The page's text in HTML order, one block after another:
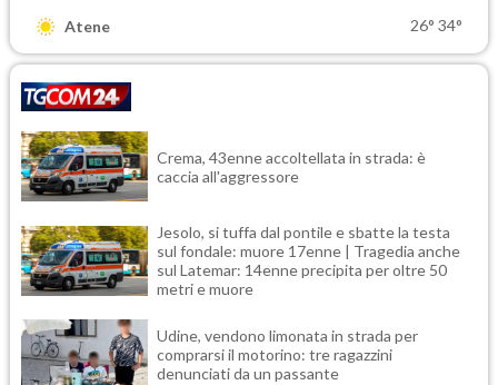
Atene 26° 34°
Crema, 43enne accoltellata in strada: è
caccia all'aggressore
Jesolo, si tuffa dal pontile e sbatte la testa
sul fondale: muore 17enne | Tragedia anche
sul Latemar: 14enne precipita per oltre 50
metri e muore
Udine, vendono limonata in strada per
comprarsi il motorino: tre ragazzini
denunciati da un passante